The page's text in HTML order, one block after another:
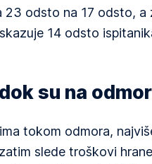
23 odsto na 17 odsto,
14 odsto
su na
tokom odmora,
slede troškovi